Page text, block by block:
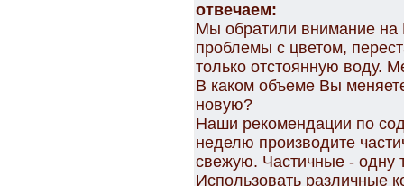
отвечаем:
Мы обратили внимание на
проблемы с цветом,
только отстоянную воду.
В каком объеме Вы
новую?
Наши рекомендации по
неделю производите
свежую. Частичные - одну
Использовать различные